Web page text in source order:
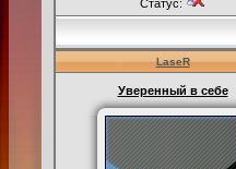
Статус:
LaseR
Уверенный в себе